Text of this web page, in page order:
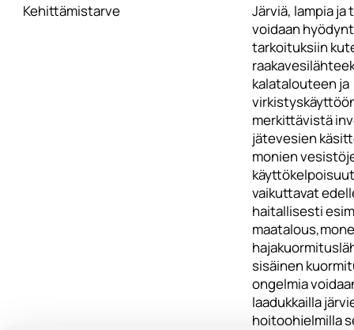
Kehittämistarve
Järviä, lampia ja
voidaan
tarkoituksiin
kalatalouteen ja
merkittävistä
jätevesien
monien
vaikuttavat
haitallisesti
sisäinen
ongelmia
laadukkailla
hoitoohjelmilla